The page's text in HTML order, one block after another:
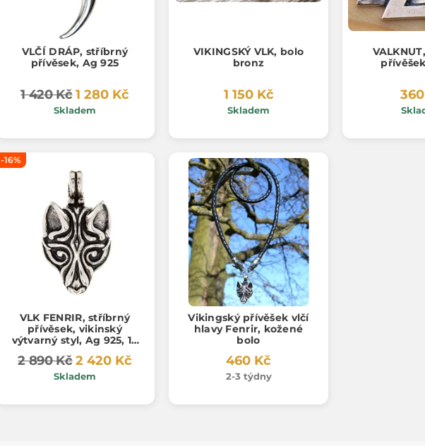
VLČÍ DRÁP, stříbrný
přívěsek, Ag 925
1 420 Kč 1 280 Kč
Skladem
VIKINGSKÝ VLK, bolo
bronz
1 150 Kč
Skladem
-16%
VLK FENRIR, stříbrný
přívěsek, vikinský
výtvarný styl, Ag 925, 16
2 890 Kč 2 420 Kč
Skladem
Vikingský přívěšek vlčí
hlavy Fenrir, kožené
bolo
460 Kč
2-3 týdny